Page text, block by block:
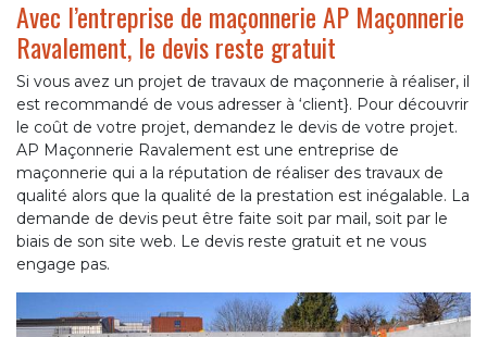
Avec l’entreprise de maçonnerie AP Maçonnerie
Ravalement, le devis reste gratuit
Si vous avez un projet de travaux de maçonnerie à réaliser, il
est recommandé de vous adresser à ‘client}. Pour découvrir
le coût de votre projet, demandez le devis de votre projet.
AP Maçonnerie Ravalement est une entreprise de
maçonnerie qui a la réputation de réaliser des travaux de
qualité alors que la qualité de la prestation est inégalable. La
demande de devis peut être faite soit par mail, soit par le
biais de son site web. Le devis reste gratuit et ne vous
engage pas.